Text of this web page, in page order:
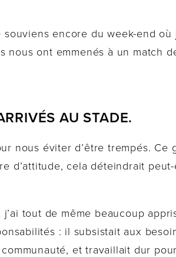
encore du week-end où
nous ont emmenés à un match
AU STADE.
nous éviter d’être trempés. Ce
d’attitude, cela déteindrait
tout de même beaucoup
: il subsistait aux
et travaillait dur